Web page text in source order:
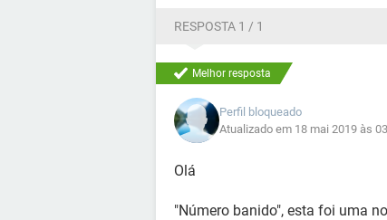
RESPOSTA 1 / 1
Melhor resposta
Perfil bloqueado
Atualizado em 18 mai 2019 às
Olá
"Número banido", esta foi uma